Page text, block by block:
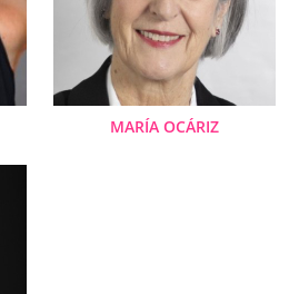
MARÍA OCÁRIZ